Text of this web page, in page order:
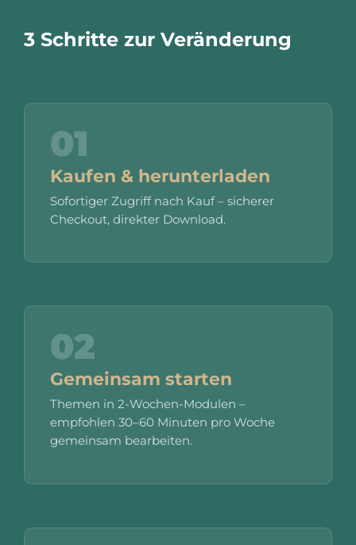
3 Schritte zur Veränderung
01
Kaufen & herunterladen
Sofortiger Zugriff nach Kauf – sicherer
Checkout, direkter Download.
02
Gemeinsam starten
Themen in 2-Wochen-Modulen –
empfohlen 30–60 Minuten pro Woche
gemeinsam bearbeiten.